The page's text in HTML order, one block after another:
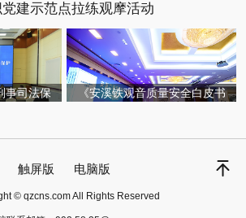
建示范点拉练观摩活动
事司法保 《安溪铁观音质量安全白皮书
触屏版 电脑版
© qzcns.com All Rights Reserved